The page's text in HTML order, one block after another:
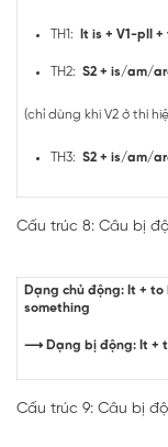
TH1: It is + V1-pII
TH2: S2 + is/am/
(chỉ dùng khi V2 ở thì
TH3: S2 + is/am/
Cấu trúc 8: Câu bị
Dạng chủ động: It +
something
⟶ Dạng bị động: It +
Cấu trúc 9: Câu bị